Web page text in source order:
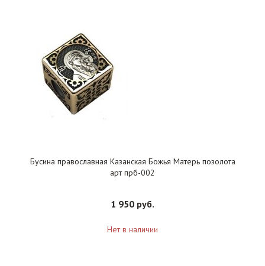
Бусина православная Казанская Божья Матерь позолота
арт прб-002
1 950 руб.
Нет в наличии